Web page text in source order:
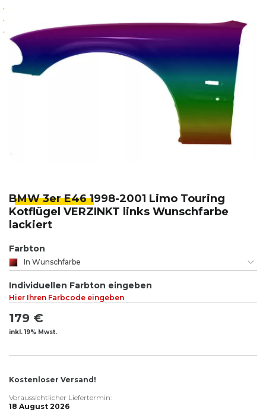
BMW 3er E46 1998-2001 Limo Touring
Kotflügel VERZINKT links Wunschfarbe
lackiert
Farbton
In Wunschfarbe
Individuellen Farbton eingeben
Hier Ihren Farbcode eingeben
179 €
inkl. 19% Mwst.
Kostenloser Versand!
Voraussichtlicher Liefertermin:
18 August 2026